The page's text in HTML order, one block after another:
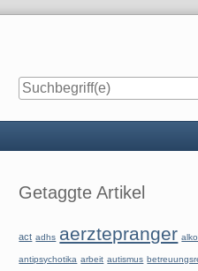
Seitenleiste
Getaggte Artikel
act adhs aerztepranger
antipsychotika arbeit autismus